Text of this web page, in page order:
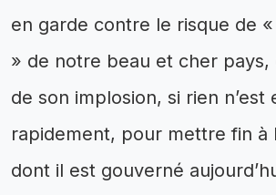
en garde contre le risque de
» de notre beau et cher pays,
de son implosion, si rien n’est
rapidement, pour mettre fin à
dont il est gouverné